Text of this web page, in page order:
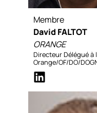
Membre
David FALTOT
ORANGE
Directeur Délégué à
Orange/OF/DO/